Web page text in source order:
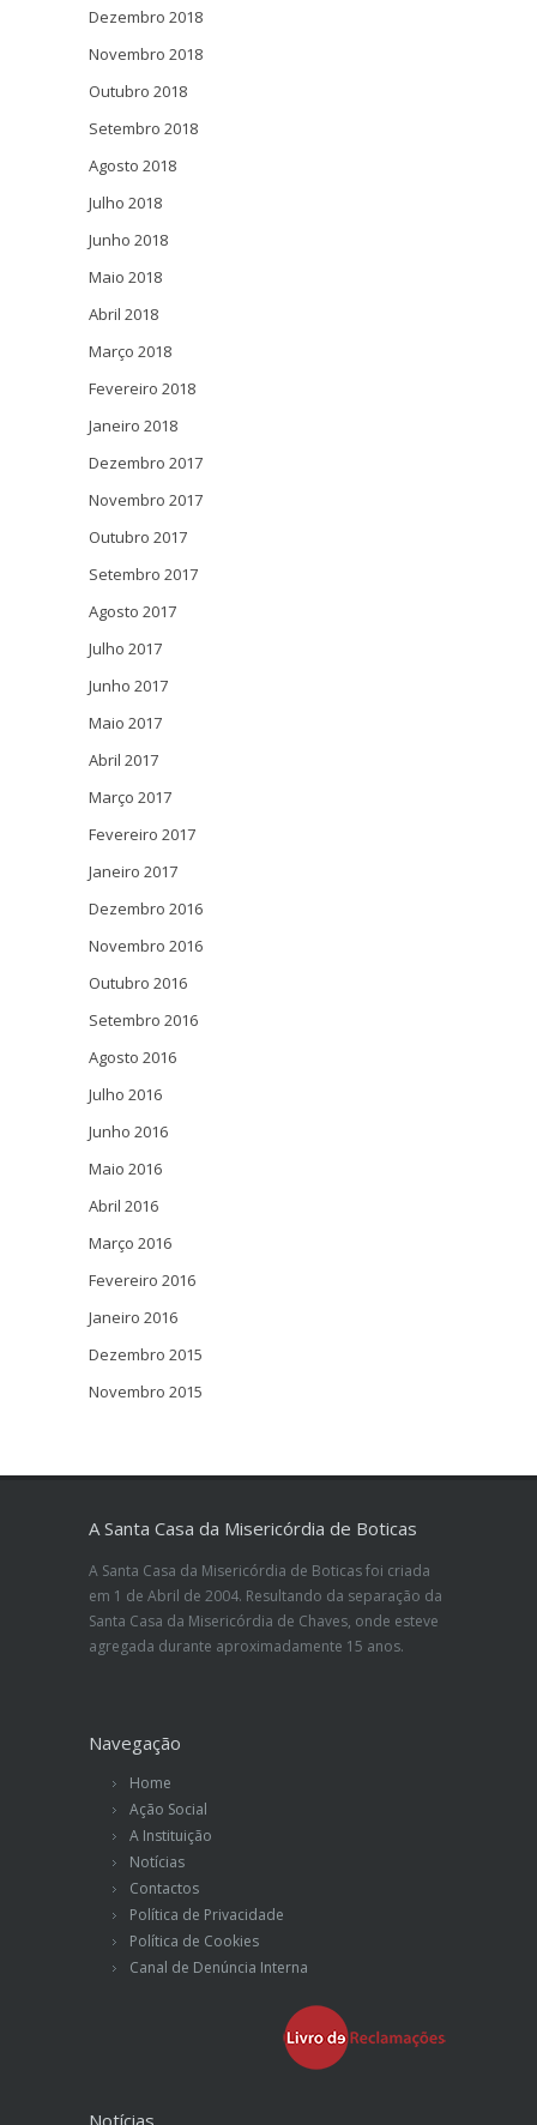
Dezembro 2018
Novembro 2018
Outubro 2018
Setembro 2018
Agosto 2018
Julho 2018
Junho 2018
Maio 2018
Abril 2018
Março 2018
Fevereiro 2018
Janeiro 2018
Dezembro 2017
Novembro 2017
Outubro 2017
Setembro 2017
Agosto 2017
Julho 2017
Junho 2017
Maio 2017
Abril 2017
Março 2017
Fevereiro 2017
Janeiro 2017
Dezembro 2016
Novembro 2016
Outubro 2016
Setembro 2016
Agosto 2016
Julho 2016
Junho 2016
Maio 2016
Abril 2016
Março 2016
Fevereiro 2016
Janeiro 2016
Dezembro 2015
Novembro 2015
A Santa Casa da Misericórdia de Boticas
A Santa Casa da Misericórdia de Boticas foi criada
em 1 de Abril de 2004. Resultando da separação da
Santa Casa da Misericórdia de Chaves, onde esteve
agregada durante aproximadamente 15 anos.
Navegação
Home
Ação Social
A Instituição
Notícias
Contactos
Política de Privacidade
Política de Cookies
Canal de Denúncia Interna